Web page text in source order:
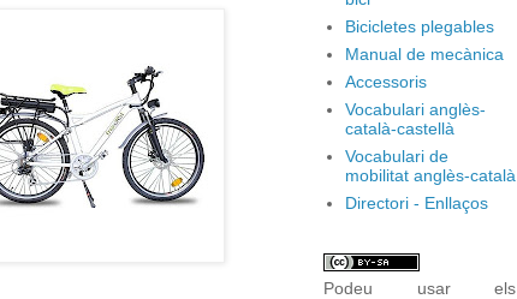
Bicicletes plegables
Manual de mecànica
Accessoris
Vocabulari anglès-
català-castellà
Vocabulari de
mobilitat anglès-català
Directori - Enllaços
Podeu usar els